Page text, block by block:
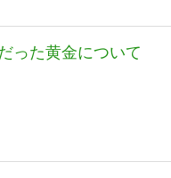
った黄金について